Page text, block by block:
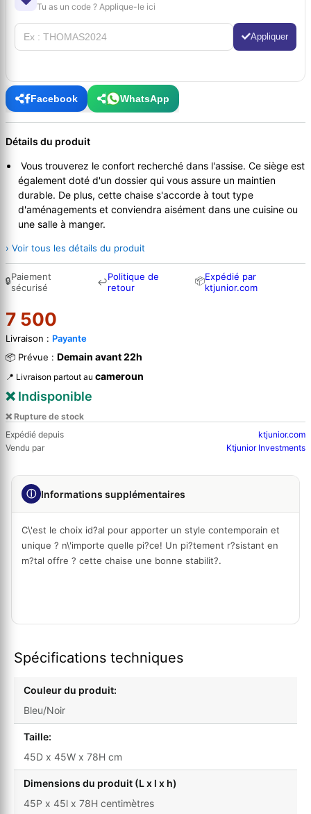
Tu as un code ? Applique-le ici
Appliquer
Facebook WhatsApp
Détails du produit
Vous trouverez le confort recherché dans l'assise. Ce siège est
également doté d'un dossier qui vous assure un maintien
durable. De plus, cette chaise s'accorde à tout type
d'aménagements et conviendra aisément dans une cuisine ou
une salle à manger.
› Voir tous les détails du produit
🔒Paiement
sécurisé
↩Politique de
retour
📦Expédié par
ktjunior.com
7 500
Livraison : Payante
📦 Prévue : Demain avant 22h
📍 Livraison partout au cameroun
❌ Indisponible
❌ Rupture de stock
Expédié depuis
ktjunior.com
Vendu par
Ktjunior Investments
ⓘ Informations supplémentaires
C\'est le choix id?al pour apporter un style contemporain et
unique ? n\'importe quelle pi?ce! Un pi?tement r?sistant en
m?tal offre ? cette chaise une bonne stabilit?.
Spécifications techniques
Couleur du produit:
Bleu/Noir
Taille:
45D x 45W x 78H cm
Dimensions du produit (L x l x h)
45P x 45l x 78H centimètres